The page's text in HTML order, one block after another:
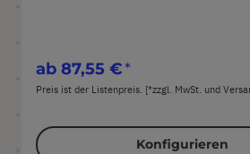
ab 87,55 €
Preis ist der Listenpreis. [*zzgl. MwSt. und
Konfigurieren